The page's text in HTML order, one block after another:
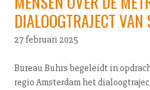
DIALOOGTRAJECT VAN
27 februari 2025
Bureau Buhrs begeleidt in
re­gio Amsterdam het